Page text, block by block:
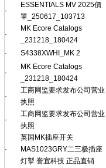
·
ESSENTIALS MV 2025價
單_250617_103713
·
MK Ecore Catalogs
_231218_180424
·
S4338XWHI_MK 2
·
MK Ecore Catalogs
_231218_180424
·
工商网监要求发布公司营业
执照
·
工商网监要求发布公司营业
执照
·
英国MK插座开关
MAS1023GRY二三极插座
灯掣 誉宜科技 正品直销